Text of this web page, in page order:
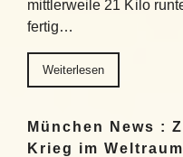
mittlerweile 21 Kilo
fertig…
Weiterlesen
München News :
Krieg im